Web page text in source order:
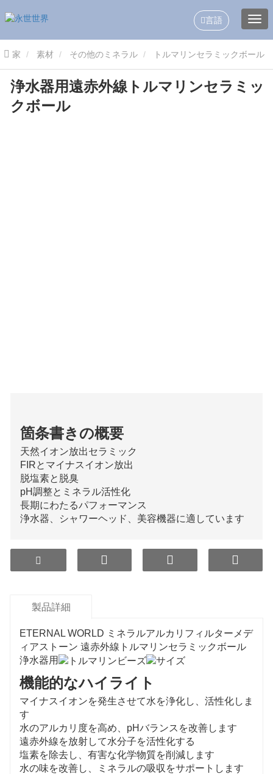
言語
家 素材 その他のミネラル トルマリンセラミックボール
浄水器用遠赤外線トルマリンセラミックボール
浄水器用遠赤外線トルマリンセラミッ
クボール
箇条書きの概要
天然イオン放出セラミック
FIRとマイナスイオン放出
脱塩素と脱臭
pH調整とミネラル活性化
長期にわたるパフォーマンス
浄水器、シャワーヘッド、美容機器に適しています
製品詳細
ETERNAL WORLD ミネラルアルカリフィルターメデ
ィアストーン 遠赤外線トルマリンセラミックボール
浄水器用
機能的なハイライト
マイナスイオンを発生させて水を浄化し、活性化しま
す
水のアルカリ度を高め、pHバランスを改善します
遠赤外線を放射して水分子を活性化する
塩素を除去し、有害な化学物質を削減します
水の味を改善し、ミネラルの吸収をサポートします